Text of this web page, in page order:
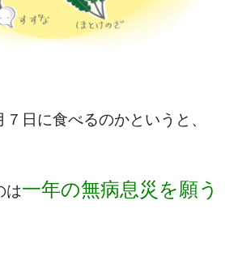
日に食べるのかというと、
は一年の無病息災を願う